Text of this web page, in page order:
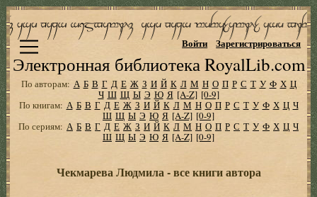
Электронная библиотека RoyalLib.com
Войти Зарегистрироваться
По авторам: А Б В Г Д Е Ж З И Й К Л М Н О П Р С Т У Ф Х Ц
Ч Ш Щ Ы Э Ю Я [A-Z] [0-9]
По книгам: А Б В Г Д Е Ж З И Й К Л М Н О П Р С Т У Ф Х Ц Ч
Ш Щ Ы Э Ю Я [A-Z] [0-9]
По сериям: А Б В Г Д Е Ж З И Й К Л М Н О П Р С Т У Ф Х Ц Ч
Ш Щ Ы Э Ю Я [A-Z] [0-9]
Чекмарева Людмила - все книги автора